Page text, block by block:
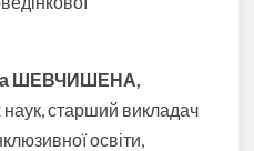
ШЕВЧИШЕНА,
наук, старший викладач
освіти,